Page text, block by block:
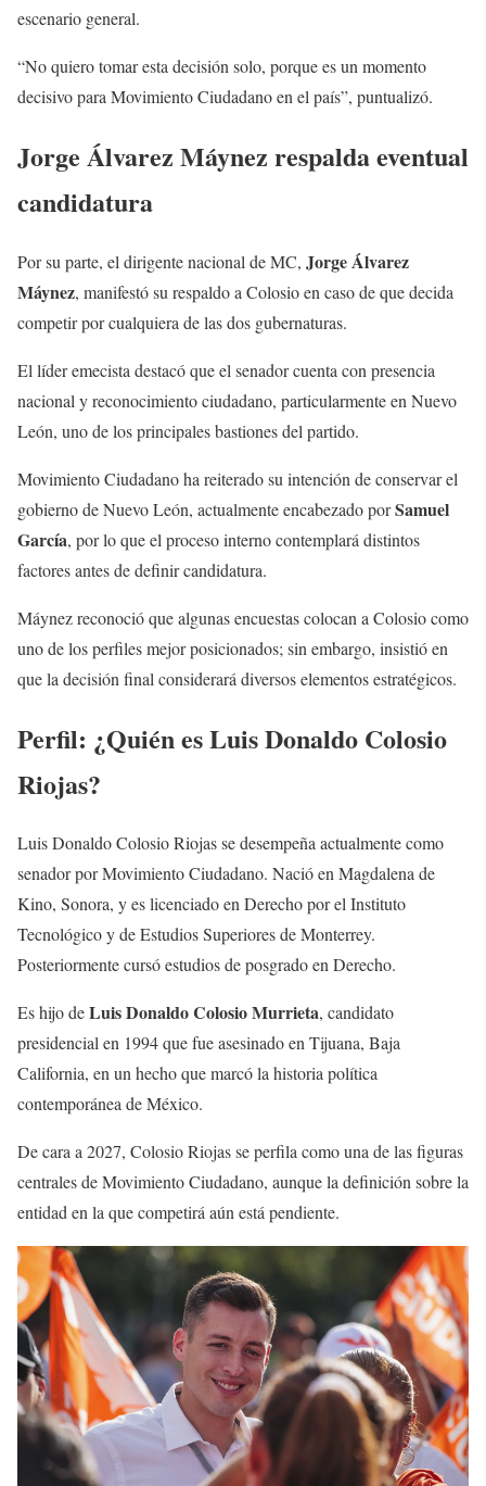
escenario general.
“No quiero tomar esta decisión solo, porque es un momento
decisivo para Movimiento Ciudadano en el país”, puntualizó.
Jorge Álvarez Máynez respalda eventual
candidatura
Por su parte, el dirigente nacional de MC, Jorge Álvarez
Máynez, manifestó su respaldo a Colosio en caso de que decida
competir por cualquiera de las dos gubernaturas.
El líder emecista destacó que el senador cuenta con presencia
nacional y reconocimiento ciudadano, particularmente en Nuevo
León, uno de los principales bastiones del partido.
Movimiento Ciudadano ha reiterado su intención de conservar el
gobierno de Nuevo León, actualmente encabezado porSamuel
García, por lo que el proceso interno contemplará distintos
factores antes de definir candidatura.
Máynez reconoció que algunas encuestas colocan a Colosio como
uno de los perfiles mejor posicionados; sin embargo, insistió en
que la decisión final considerará diversos elementos estratégicos.
Perfil: ¿Quién es Luis Donaldo Colosio
Riojas?
Luis Donaldo Colosio Riojas se desempeña actualmente como
senador por Movimiento Ciudadano. Nació en Magdalena de
Kino, Sonora, y es licenciado en Derecho por el Instituto
Tecnológico y de Estudios Superiores de Monterrey.
Posteriormente cursó estudios de posgrado en Derecho.
Es hijo deLuis Donaldo Colosio Murrieta, candidato
presidencial en 1994 que fue asesinado en Tijuana, Baja
California, en un hecho que marcó la historia política
contemporánea de México.
De cara a 2027, Colosio Riojas se perfila como una de las figuras
centrales de Movimiento Ciudadano, aunque la definición sobre la
entidad en la que competirá aún está pendiente.